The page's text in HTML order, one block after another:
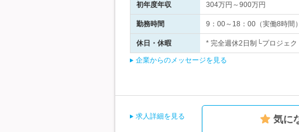
初年度年収 304万円～900万円
勤務時間 9：00～18：00（実働8時間
休日・休暇 * 完全週休2日制└プロジェ
企業からのメッセージを見る
求人詳細を見る 気に